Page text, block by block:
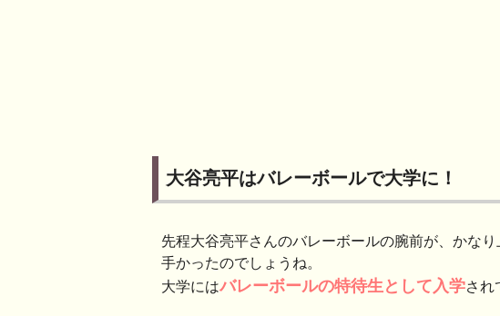
大谷亮平はバレーボールで大学に！
先程大谷亮平さんのバレーボールの腕前が、かな
手かったのでしょうね。
大学にはバレーボールの特待生として入学され